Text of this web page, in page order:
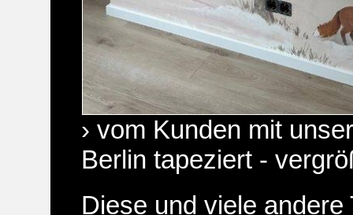
› vom Kunden mit
Berlin tapeziert -
Diese und viele andere